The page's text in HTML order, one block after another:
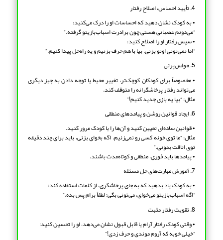
4. تأیید احساس، اصلاح رفتار
• به کودک نشان دهید که احساسات او را درک می‌کنید:
“می‌دونم عصبانی هستی چون برادرت اسباب‌بازیتو گرفته.”
• سپس رفتار او را اصلاح کنید:
“اما نمی‌تونی اونو بزنی. بیا با هم حرف بزنیم و یه راه‌حل پیدا کنیم.”
5. حواس‌پرتی
• مخصوصاً برای کودکان کوچک‌تر، تغییر محیط یا توجه دادن به چیز دیگری
می‌تواند رفتار پرخاشگرانه را متوقف کند.
مثال: “بیا یه بازی جدید کنیم!”
6. ایجاد قوانین روشن و پیامدهای منطقی
• قوانین ساده‌ای تعیین کنید و آن‌ها را با کودک مرور کنید.
مثال: “ما توی خونه کسی رو نمی‌زنیم. اگه بخوای بزنی، باید برای چند دقیقه
توی اتاقت بمونی.”
• پیامدها باید فوری، منطقی و کوتاه‌مدت باشند.
7. آموزش مهارت‌های حل مسئله
• به کودک یاد بدهید که به جای پرخاشگری، از کلمات استفاده کند:
“اگه اسباب‌بازیتو می‌خوای، می‌تونی بگی: لطفاً برام پس بده.”
8. تقویت رفتار مثبت
• وقتی کودک رفتار آرام یا قابل قبول نشان می‌دهد، او را تحسین کنید:
“خیلی خوبه که آروم موندی و حرف زدی!”